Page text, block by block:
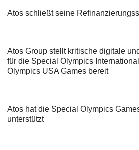
Atos schließt seine
Atos Group stellt kritische digitale
für die Special Olympics
Olympics USA Games bereit
Atos hat die Special Olympics
unterstützt